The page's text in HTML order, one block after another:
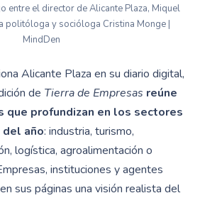
entre el director de Alicante Plaza, Miquel
politóloga y socióloga Cristina Monge |
MindDen
Alicante Plaza en su diario digital,
de Tierra de Empresas reúne
que profundizan en los sectores
año: industria, turismo,
logística, agroalimentación o
instituciones y agentes
sus páginas una visión realista del